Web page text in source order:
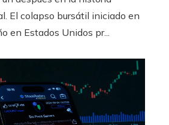
El colapso bursátil iniciado en
en Estados Unidos pr...